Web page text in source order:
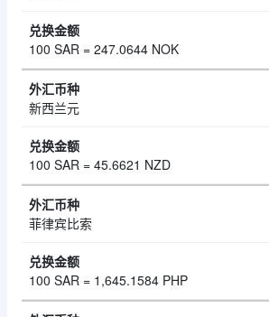
100 SAR = 247.0644 NOK
新西兰元
100 SAR = 45.6621 NZD
菲律宾比索
100 SAR = 1,645.1584 PHP